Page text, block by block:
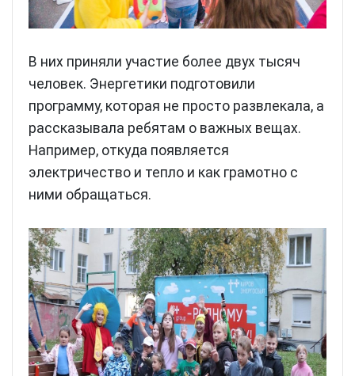
В них приняли участие более двух тысяч
человек. Энергетики подготовили
программу, которая не просто развлекала, а
рассказывала ребятам о важных вещах.
Например, откуда появляется
электричество и тепло и как грамотно с
ними обращаться.